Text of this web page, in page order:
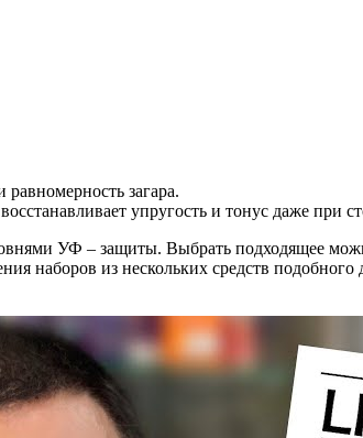
загара.
упругость и тонус даже при
УФ – защиты. Выбрать подходящее
наборов из нескольких средств подобного